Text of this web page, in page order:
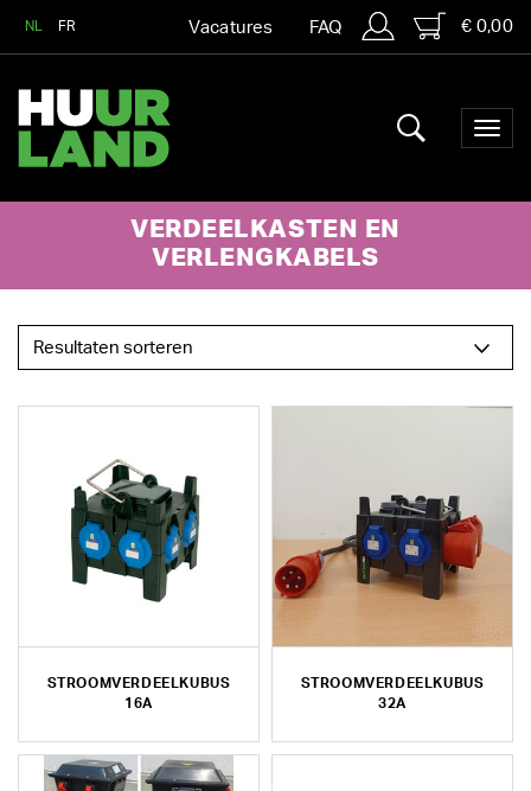
NL FR Vacatures FAQ € 0,00
VERDEELKASTEN EN
VERLENGKABELS
STROOMVERDEELKUBUS
16A
STROOMVERDEELKUBUS
32A